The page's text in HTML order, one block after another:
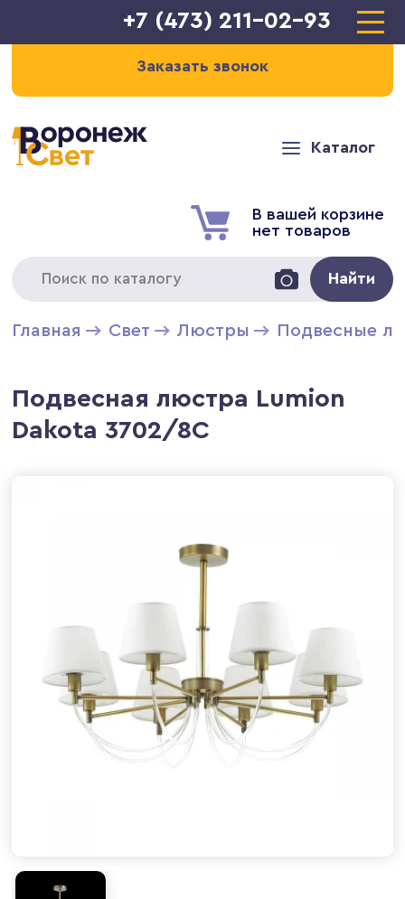
+7 (473) 211-02-93
Заказать звонок
Каталог
В вашей корзине
нет товаров
Найти
Главная Свет Люстры Подвесные
Подвесная люстра Lumion
Dakota 3702/8C